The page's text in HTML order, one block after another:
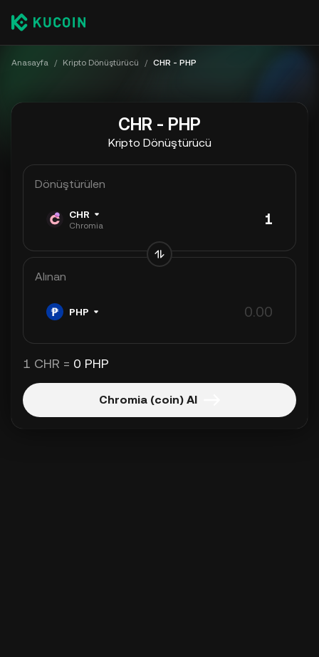
Anasayfa / Kripto Dönüştürücü / CHR - PHP
CHR - PHP
Kripto Dönüştürücü
Dönüştürülen
CHR
Chromia
Alınan
PHP
1 CHR = 0 PHP
Chromia (coin) Al